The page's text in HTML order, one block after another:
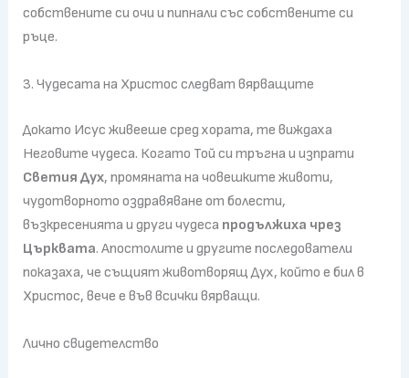
собствените си очи и пипнали със собствените си
ръце.
3. Чудесата на Христос следват вярващите
Докато Исус живееше сред хората, те виждаха
Неговите чудеса. Когато Той си тръгна и изпрати
Светия Дух, промяната на човешките животи,
чудотворното оздравяване от болести,
възкресенията и други чудеса продължиха чрез
Църквата. Апостолите и другите последователи
показаха, че същият животворящ Дух, който е бил в
Христос, вече е във всички вярващи.
Лично свидетелство